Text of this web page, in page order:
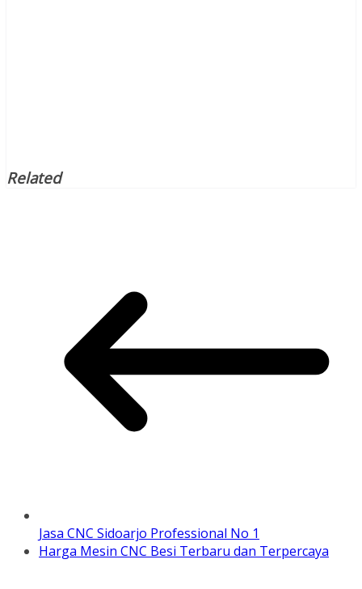
Related
Jasa CNC Sidoarjo Professional No 1
Harga Mesin CNC Besi Terbaru dan Terpercaya